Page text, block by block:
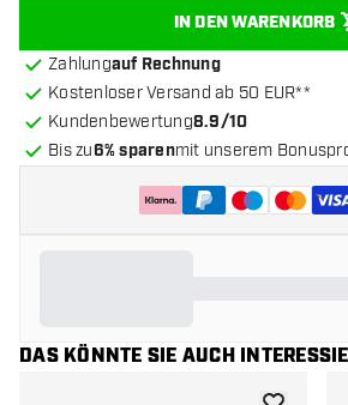
IN DEN WARENKORB
Zahlungauf Rechnung
Kostenloser Versand ab 50 EUR**
Kundenbewertung8.9/10
Bis zu6% sparenmit unserem
DAS KÖNNTE SIE AUCH